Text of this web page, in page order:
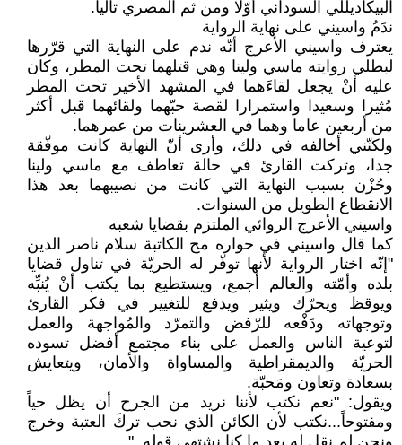
البيكاديللي السوداني أوّلا ومن ثم المصري تاليا.
ندَمُ واسيني على نهاية الرواية
يعترف واسيني الأعرج أنّه ندم على النهاية التي قرّرها
لبطلي روايته ماسي ولينا وهي قتلهما تحت المطر، وكان
عليه أنْ يجعل لقاءَهما في المشهد الأخير تحت المطر
مُثيرا وسعيدا واستمرارا لقصة حبّهما ولقائهما قبل أكثر
من أربعين عاما وهما في العشرينات من عمرهما.
ولكنّني أخالفه في ذلك، وأرى أنّ النهاية كانت موفّقة
جدا، وتركت القارئ في حالة تعاطف مع ماسي ولينا
وحُزْن بسبب النهاية التي كانت من نصيبهما بعد هذا
الانقطاع الطويل من السنوات.
واسيني الأعرج الروائي الملتزم بقضايا شعبه
كما قال واسيني في حواره مح الكاتبة سلام ناصر الدين
"إنّه اختار الرواية لأنها توفّر له الحريّة في تناول قضايا
بلده وأمّته والعالم أجمع، ويستطيع بما يكتب أنْ يُنبِّه
ويوقظ ويحرّك ويثير ويدفع للتغيير في فكر القارئ
وتوجهاته ودَفْعه للرّفض والتمرّد والمُواجهة والعمل
لتوعية الناس والعمل على بناء مجتمع أفضل تسوده
الحريّة والديمقراطية والمساواة والأمان، ويتعايش
بسعادة وتعاون ومَحبّة.
ويقول: "نعم نكتب لأننا نريد من الجرح أن يظل حياً
ومفتوحاً...نكتب لأن الكائن الذي نحب تركَ العتبة وخرج